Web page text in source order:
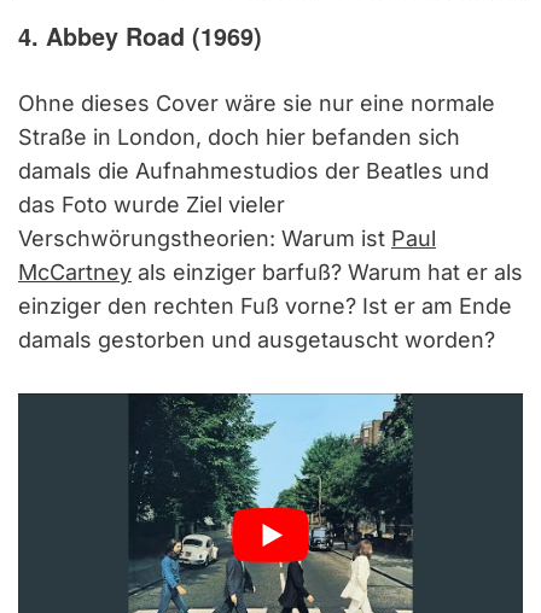
4. Abbey Road (1969)
Ohne dieses Cover wäre sie nur eine normale
Straße in London, doch hier befanden sich
damals die Aufnahmestudios der Beatles und
das Foto wurde Ziel vieler
Verschwörungstheorien: Warum ist Paul
McCartney als einziger barfuß? Warum hat er als
einziger den rechten Fuß vorne? Ist er am Ende
damals gestorben und ausgetauscht worden?